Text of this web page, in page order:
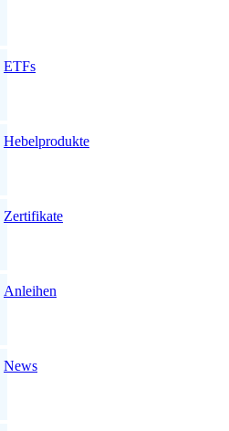
ETFs
Hebelprodukte
Zertifikate
Anleihen
News